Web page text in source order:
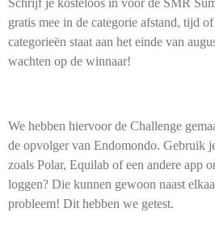
gratis mee in de categorie afstand, tijd
categorieën staat aan het einde van
wachten op de winnaar!
We hebben hiervoor de Challenge
de opvolger van Endomondo. Gebruik
zoals Polar, Equilab of een andere app
loggen? Die kunnen gewoon naast
probleem! Dit hebben we getest.